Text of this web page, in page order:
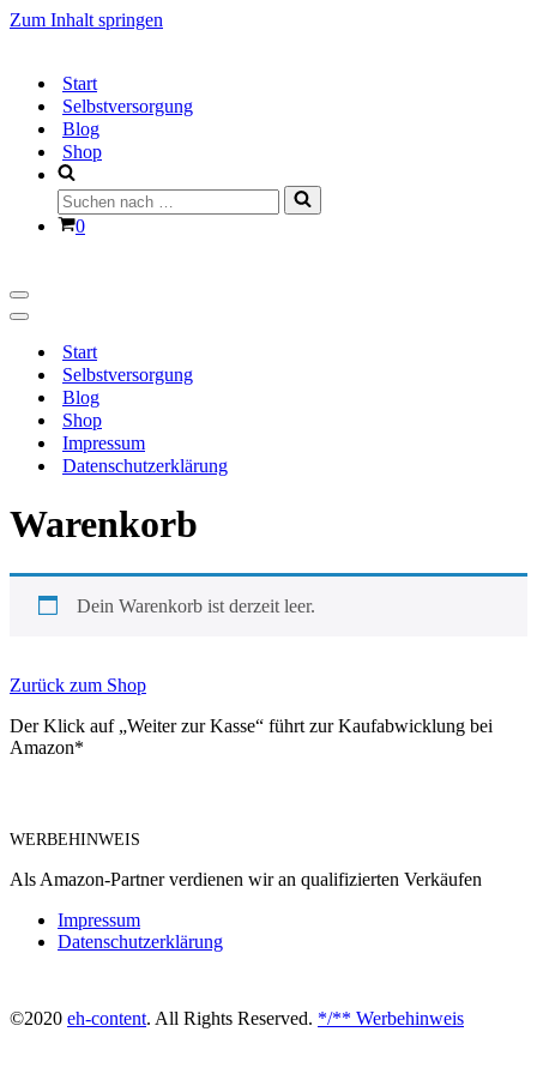
Zum Inhalt springen
Start
Selbstversorgung
Blog
Shop
Suchen
nach …
Warenkorb
0
Navigationsmenü
Navigationsmenü
Start
Selbstversorgung
Blog
Shop
Impressum
Datenschutzerklärung
Warenkorb
Dein Warenkorb ist derzeit leer.
Zurück zum Shop
Der Klick auf „Weiter zur Kasse“ führt zur Kaufabwicklung bei
Amazon*
WERBEHINWEIS
Als Amazon-Partner verdienen wir an qualifizierten Verkäufen
Impressum
Datenschutzerklärung
©2020 eh-content. All Rights Reserved. */** Werbehinweis